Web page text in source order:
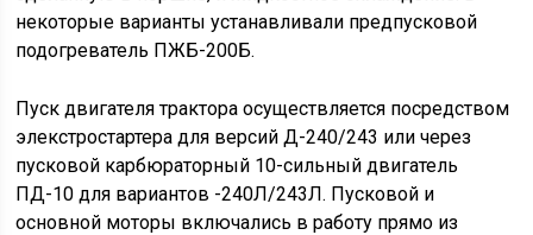
некоторые варианты устанавливали предпусковой
подогреватель ПЖБ-200Б.
Пуск двигателя трактора осуществляется посредством
элекстростартера для версий Д-240/243 или через
пусковой карбюраторный 10-сильный двигатель
ПД-10 для вариантов -240Л/243Л. Пусковой и
основной моторы включались в работу прямо из